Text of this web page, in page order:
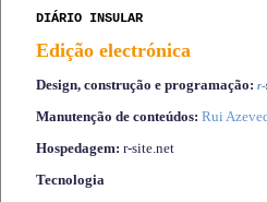
DIÁRIO INSULAR
Edição electrónica
Design, construção e programação: r-
Manutenção de conteúdos: Rui
Hospedagem: r-site.net
Tecnologia